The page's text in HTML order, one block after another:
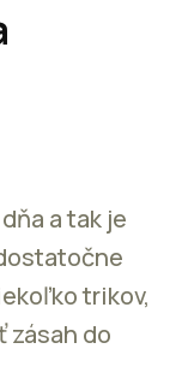
trhu
a tak je
trikov,
zásah do